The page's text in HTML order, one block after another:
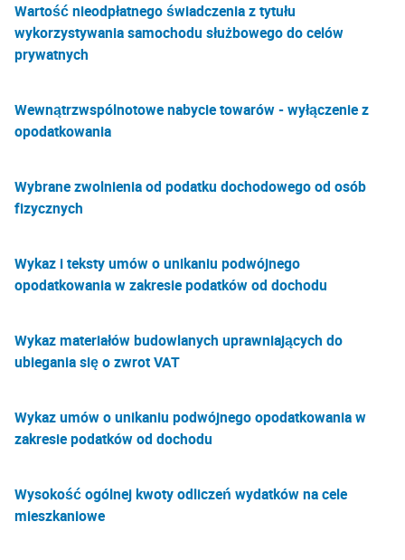
Wartość nieodpłatnego świadczenia z tytułu
wykorzystywania samochodu służbowego do celów
prywatnych
Wewnątrzwspólnotowe nabycie towarów - wyłączenie z
opodatkowania
Wybrane zwolnienia od podatku dochodowego od osób
fizycznych
Wykaz i teksty umów o unikaniu podwójnego
opodatkowania w zakresie podatków od dochodu
Wykaz materiałów budowlanych uprawniających do
ubiegania się o zwrot VAT
Wykaz umów o unikaniu podwójnego opodatkowania w
zakresie podatków od dochodu
Wysokość ogólnej kwoty odliczeń wydatków na cele
mieszkaniowe